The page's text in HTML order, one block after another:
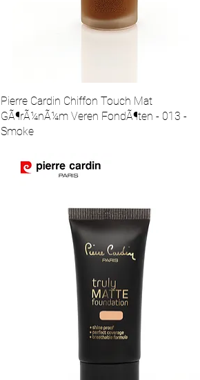
Pierre Cardin Chiffon Touch Mat
GÃ¶rÃ¼nÃ¼m Veren FondÃ¶ten - 013 -
Smoke